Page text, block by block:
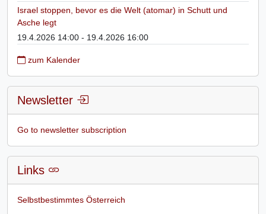
Israel stoppen, bevor es die Welt (atomar) in Schutt und
Asche legt
19.4.2026 14:00 - 19.4.2026 16:00
zum Kalender
Newsletter
Go to newsletter subscription
Links
Selbstbestimmtes Österreich